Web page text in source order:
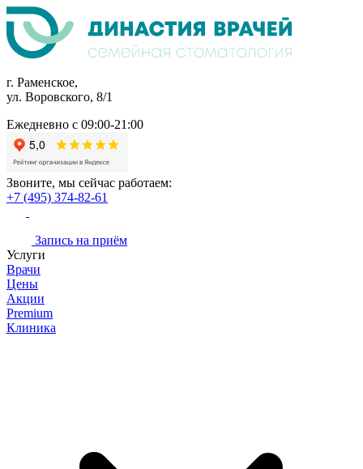
г. Раменское,
ул. Воровского, 8/1
Ежедневно с 09:00-21:00
Звоните, мы сейчас работаем:
+7 (495) 374-82-61
Запись на приём
Услуги
Врачи
Цены
Акции
Premium
Клиника